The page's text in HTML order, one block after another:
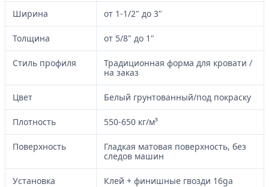
Ширина от 1-1/2" до 3"
Толщина от 5/8" до 1"
Стиль профиля
Традиционная форма для кровати /
на заказ
Цвет Белый грунтованный/под покраску
Плотность 550-650 кг/м³
Поверхность
Гладкая матовая поверхность, без
следов машин
Установка Клей + финишные гвозди 16ga